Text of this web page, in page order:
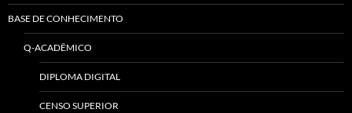
BASE DE CONHECIMENTO
Q-ACADÊMICO
DIPLOMA DIGITAL
CENSO SUPERIOR